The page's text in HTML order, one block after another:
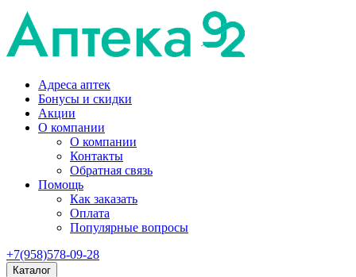
Адреса аптек
Бонусы и скидки
Акции
О компании
О компании
Контакты
Обратная связь
Помощь
Как заказать
Оплата
Популярные вопросы
+7(958)578-09-28
Каталог